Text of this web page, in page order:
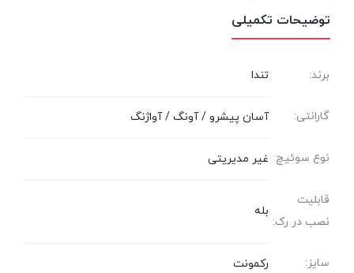
توضیحات تکمیلی
برند: تندا
گارانتی: آسان پیشرو / آونگ / آواژنگ
نوع سوئیچ: غیر مدیریتی
قابلیت
نصب در رک:
بله
سایز: رکمونت